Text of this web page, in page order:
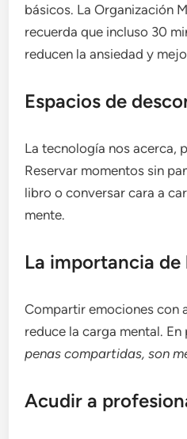
básicos. La Organización
recuerda que incluso 30
reducen la ansiedad y
Espacios de
La tecnología nos acerca,
Reservar momentos sin
libro o conversar cara a
mente.
La importancia de
Compartir emociones con
reduce la carga mental.
penas compartidas, son
Acudir a